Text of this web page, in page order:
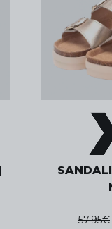
57.95€